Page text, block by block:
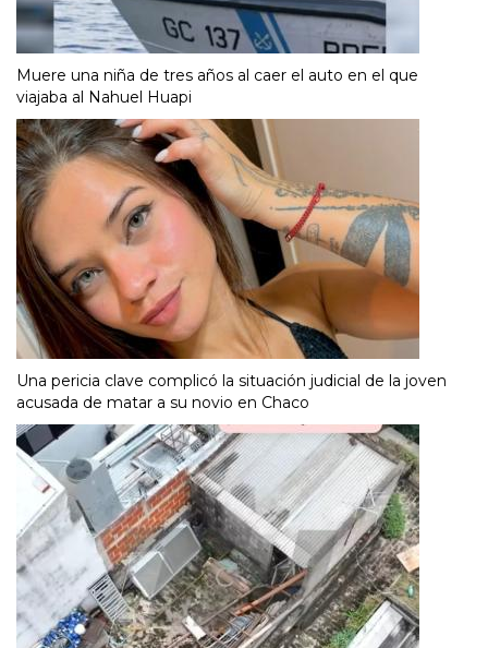
Muere una niña de tres años al caer el auto en el que
viajaba al Nahuel Huapi
Una pericia clave complicó la situación judicial de la joven
acusada de matar a su novio en Chaco